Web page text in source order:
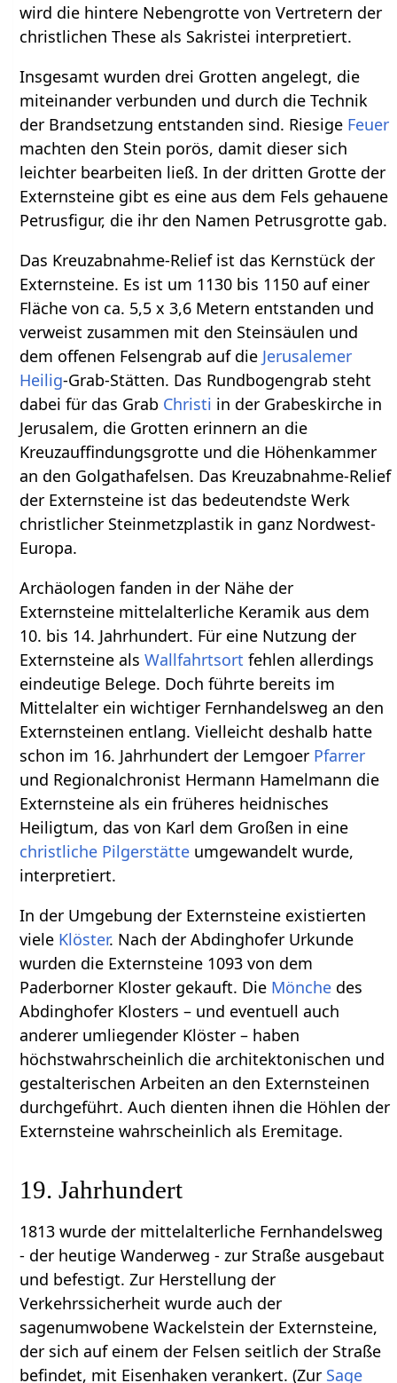
wird die hintere Nebengrotte von Vertretern der
christlichen These als Sakristei interpretiert.
Insgesamt wurden drei Grotten angelegt, die
miteinander verbunden und durch die Technik
der Brandsetzung entstanden sind. Riesige Feuer
machten den Stein porös, damit dieser sich
leichter bearbeiten ließ. In der dritten Grotte der
Externsteine gibt es eine aus dem Fels gehauene
Petrusfigur, die ihr den Namen Petrusgrotte gab.
Das Kreuzabnahme-Relief ist das Kernstück der
Externsteine. Es ist um 1130 bis 1150 auf einer
Fläche von ca. 5,5 x 3,6 Metern entstanden und
verweist zusammen mit den Steinsäulen und
dem offenen Felsengrab auf die Jerusalemer
Heilig-Grab-Stätten. Das Rundbogengrab steht
dabei für das Grab Christi in der Grabeskirche in
Jerusalem, die Grotten erinnern an die
Kreuzauffindungsgrotte und die Höhenkammer
an den Golgathafelsen. Das Kreuzabnahme-Relief
der Externsteine ist das bedeutendste Werk
christlicher Steinmetzplastik in ganz Nordwest-
Europa.
Archäologen fanden in der Nähe der
Externsteine mittelalterliche Keramik aus dem
10. bis 14. Jahrhundert. Für eine Nutzung der
Externsteine alsWallfahrtsort fehlen allerdings
eindeutige Belege. Doch führte bereits im
Mittelalter ein wichtiger Fernhandelsweg an den
Externsteinen entlang. Vielleicht deshalb hatte
schon im 16. Jahrhundert der Lemgoer Pfarrer
und Regionalchronist Hermann Hamelmann die
Externsteine als ein früheres heidnisches
Heiligtum, das von Karl dem Großen in eine
christliche Pilgerstätte umgewandelt wurde,
interpretiert.
In der Umgebung der Externsteine existierten
viele Klöster. Nach der Abdinghofer Urkunde
wurden die Externsteine 1093 von dem
Paderborner Kloster gekauft. Die Mönche des
Abdinghofer Klosters – und eventuell auch
anderer umliegender Klöster – haben
höchstwahrscheinlich die architektonischen und
gestalterischen Arbeiten an den Externsteinen
durchgeführt. Auch dienten ihnen die Höhlen der
Externsteine wahrscheinlich als Eremitage.
19. Jahrhundert
1813 wurde der mittelalterliche Fernhandelsweg
- der heutige Wanderweg - zur Straße ausgebaut
und befestigt. Zur Herstellung der
Verkehrssicherheit wurde auch der
sagenumwobene Wackelstein der Externsteine,
der sich auf einem der Felsen seitlich der Straße
befindet, mit Eisenhaken verankert. (Zur Sage